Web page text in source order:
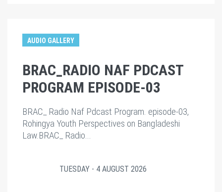
AUDIO GALLERY
BRAC_RADIO NAF PDCAST
PROGRAM EPISODE-03
BRAC_ Radio Naf Pdcast Program. episode-03,
Rohingya Youth Perspectives on Bangladeshi
Law.BRAC_ Radio...
TUESDAY - 4 AUGUST 2026